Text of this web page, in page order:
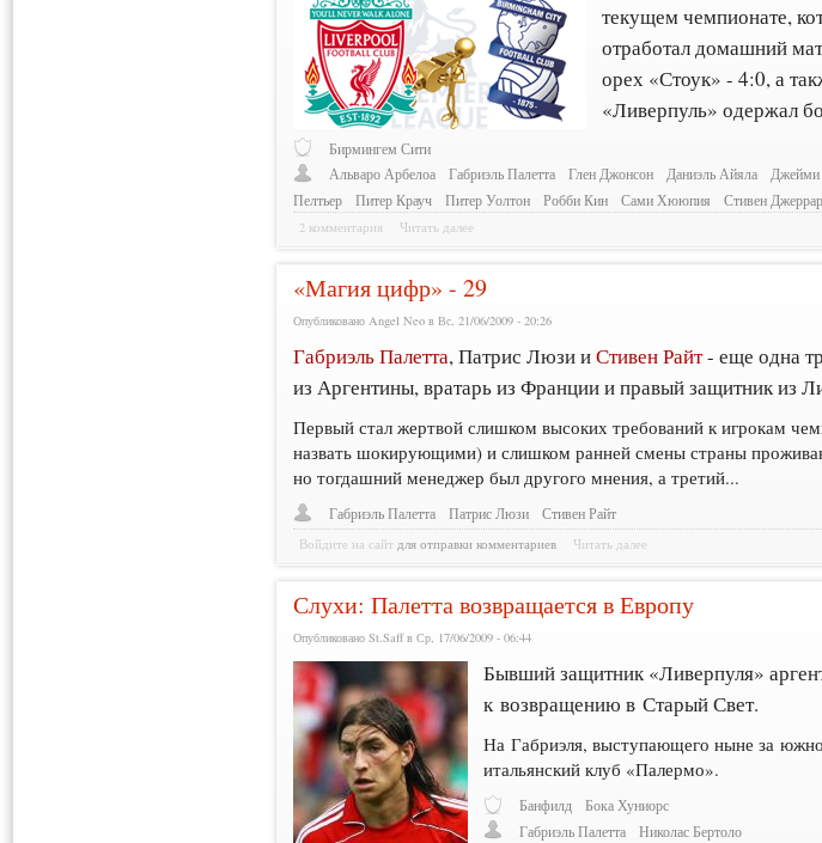
текущем чемпионате,
отработал домашний
орех «Стоук» - 4:0, а
«Ливерпуль» одержал
Бирмингем Сити
Альваро Арбелоа
Габриэль Палетта Глен Джонсон Даниэль Айяла Джейми
Пелтьер
Питер Крауч Питер Уолтон Робби Кин Сами Хююпия Стивен
2 комментария Читать далее
«Магия цифр» - 29
Опубликовано Angel Neo в Вс, 21/06/2009 - 20:26
Габриэль Палетта, Патрис Люзи иСтивен Райт- еще одна
из Аргентины, вратарь из Франции и правый защитник из
Первый стал жертвой слишком высоких требований к игрокам
назвать шокирующими) и слишком ранней смены страны
но тогдашний менеджер был другого мнения, а третий...
Габриэль Палетта Патрис Люзи Стивен Райт
Войдите на сайт для отправки комментариев Читать далее
Слухи: Палетта возвращается в Европу
Опубликовано St.Saff в Ср, 17/06/2009 - 06:44
Бывший защитник «Ливерпуля»
к возвращению в Старый Свет.
На Габриэля, выступающего ныне за
итальянский клуб «Палермо».
Банфилд
Бока Хуниорс
Габриэль Палетта
Николас Бертоло